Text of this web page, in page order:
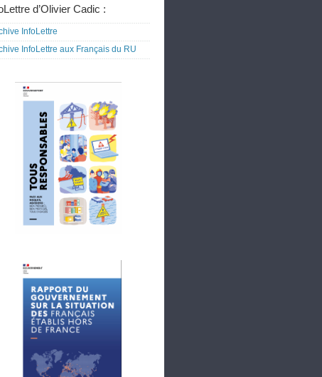
d’Olivier Cadic :
InfoLettre
InfoLettre aux Français du RU